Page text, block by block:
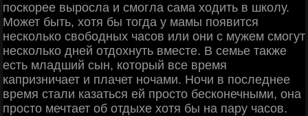
поскорее выросла и смогла сама ходить в школу.
Может быть, хотя бы тогда у мамы появится
несколько свободных часов или они с мужем смогут
несколько дней отдохнуть вместе. В семье также
есть младший сын, который все время
капризничает и плачет ночами. Ночи в последнее
время стали казаться ей просто бесконечными, она
просто мечтает об отдыхе хотя бы на пару часов.